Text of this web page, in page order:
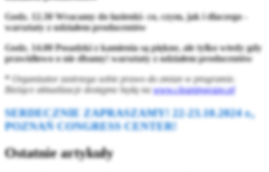
Godz. 12.30 Wracamy do łazienki- co, czym, jak i dlaczego -
warsztaty z udziałem producentów
Godz. 14.00 Posadzki z kamienia są piękne, ale tylko wtedy gdy
prawidłowo o nie dbamy! warsztaty z udziałem producentów
*
Organizator zastrzega sobie prawo do zmian w programie.
Bieżące aktualizacje dostępne będą na www.cleaningexpo.pl
SERDECZNIE ZAPRASZAMY! 22-23.10.2024 r.,
POZNAŃ CONGRESS CENTER!
Ostatnie artykuły